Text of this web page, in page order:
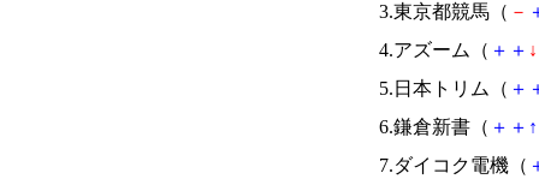
3.東京都競馬（ －
4.アズーム（ ＋ ＋ ↓
5.日本トリム（ ＋
6.鎌倉新書（ ＋ ＋ ↑
7.ダイコク電機（